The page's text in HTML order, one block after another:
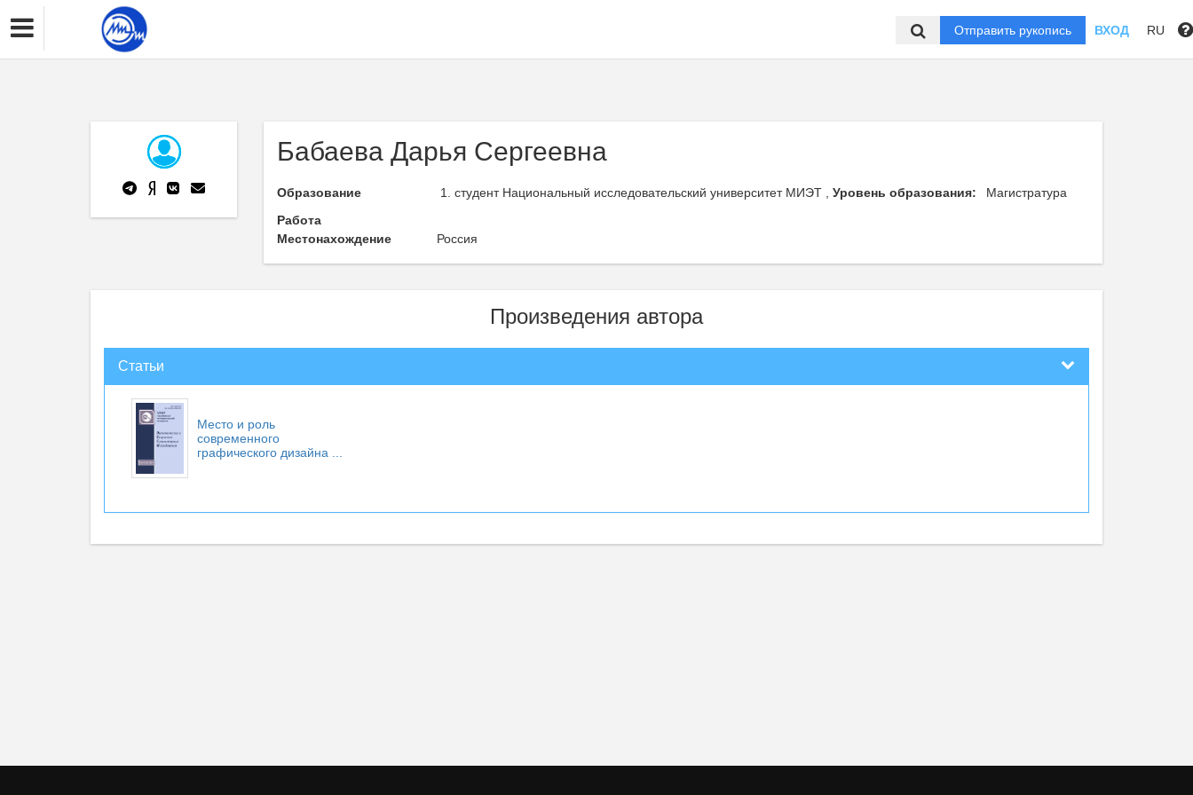
Отправить рукопись ВХОД RU
Бабаева Дарья Сергеевна
Образование студент Национальный исследовательский университет МИЭТ , Уровень образования:
Магистратура
Работа
Местонахождение
Россия
Произведения автора
Статьи
Место и роль
современного
графического дизайна ...